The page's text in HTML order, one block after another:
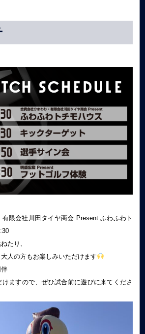
限会社川田タイヤ商会 Present ふわふわト
たり、
人の方もお楽しみいただけます
ますので、ぜひ試合前に遊びに来てくださ